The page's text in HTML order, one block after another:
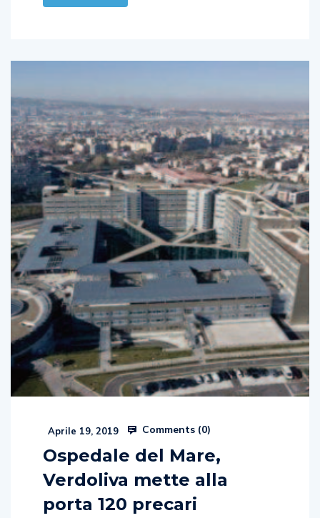
Aprile 19, 2019 Comments (0)
Ospedale del Mare,
Verdoliva mette alla
porta 120 precari